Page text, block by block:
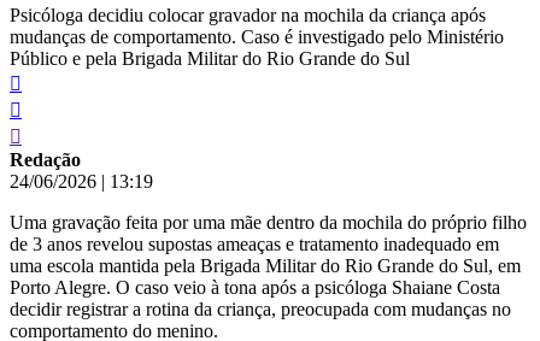
Psicóloga decidiu colocar gravador na mochila da criança após
mudanças de comportamento. Caso é investigado pelo Ministério
Público e pela Brigada Militar do Rio Grande do Sul
Redação
24/06/2026 | 13:19
Uma gravação feita por uma mãe dentro da mochila do próprio filho
de 3 anos revelou supostas ameaças e tratamento inadequado em
uma escola mantida pela Brigada Militar do Rio Grande do Sul, em
Porto Alegre. O caso veio à tona após a psicóloga Shaiane Costa
decidir registrar a rotina da criança, preocupada com mudanças no
comportamento do menino.